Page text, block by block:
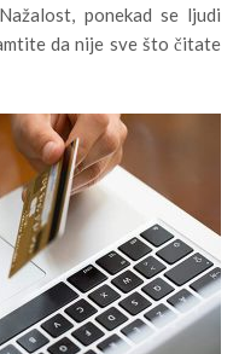
ponekad se ljudi
da nije sve što čitate